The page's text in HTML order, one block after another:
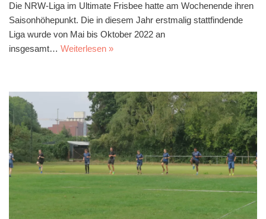
Die NRW-Liga im Ultimate Frisbee hatte am Wochenende ihren
Saisonhöhepunkt. Die in diesem Jahr erstmalig stattfindende
Liga wurde von Mai bis Oktober 2022 an
insgesamt… Weiterlesen »